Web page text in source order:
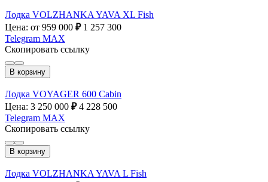
Лодка VOLZHANKA YAVA XL Fish
Цена: от 959 000 ₽ 1 257 300
Telegram MAX
Скопировать ссылку
В корзину
Лодка VOYAGER 600 Cabin
Цена: 3 250 000 ₽ 4 228 500
Telegram MAX
Скопировать ссылку
В корзину
Лодка VOLZHANKA YAVA L Fish